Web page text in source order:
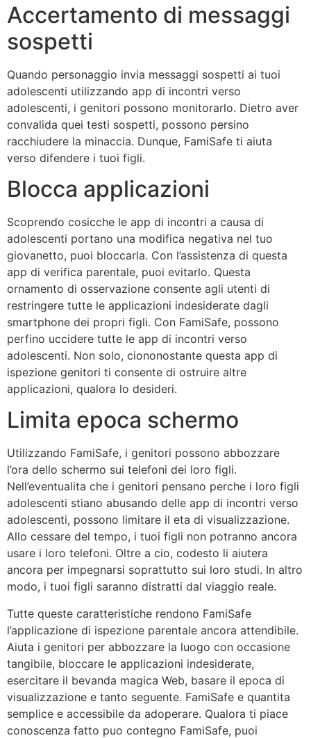
Accertamento di messaggi
sospetti
Quando personaggio invia messaggi sospetti ai tuoi
adolescenti utilizzando app di incontri verso
adolescenti, i genitori possono monitorarlo. Dietro aver
convalida quei testi sospetti, possono persino
racchiudere la minaccia. Dunque, FamiSafe ti aiuta
verso difendere i tuoi figli.
Blocca applicazioni
Scoprendo cosicche le app di incontri a causa di
adolescenti portano una modifica negativa nel tuo
giovanetto, puoi bloccarla. Con l’assistenza di questa
app di verifica parentale, puoi evitarlo. Questa
ornamento di osservazione consente agli utenti di
restringere tutte le applicazioni indesiderate dagli
smartphone dei propri figli. Con FamiSafe, possono
perfino uccidere tutte le app di incontri verso
adolescenti. Non solo, ciononostante questa app di
ispezione genitori ti consente di ostruire altre
applicazioni, qualora lo desideri.
Limita epoca schermo
Utilizzando FamiSafe, i genitori possono abbozzare
l’ora dello schermo sui telefoni dei loro figli.
Nell’eventualita che i genitori pensano perche i loro figli
adolescenti stiano abusando delle app di incontri verso
adolescenti, possono limitare il eta di visualizzazione.
Allo cessare del tempo, i tuoi figli non potranno ancora
usare i loro telefoni. Oltre a cio, codesto li aiutera
ancora per impegnarsi soprattutto sui loro studi. In altro
modo, i tuoi figli saranno distratti dal viaggio reale.
Tutte queste caratteristiche rendono FamiSafe
l’applicazione di ispezione parentale ancora attendibile.
Aiuta i genitori per abbozzare la luogo con occasione
tangibile, bloccare le applicazioni indesiderate,
esercitare il bevanda magica Web, basare il epoca di
visualizzazione e tanto seguente. FamiSafe e quantita
semplice e accessibile da adoperare. Qualora ti piace
conoscenza fatto puo contegno FamiSafe, puoi